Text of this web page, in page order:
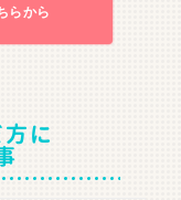
らから
に